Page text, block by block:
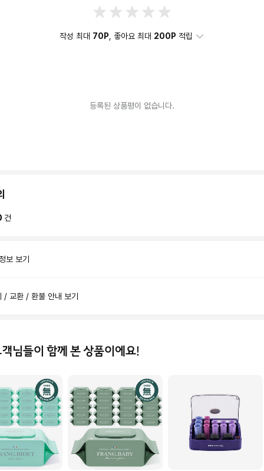
작성 최대 70P, 좋아요 최대 200P 적립
등록된 상품평이 없습니다.
건
보 보기
/ 교환 / 환불 안내 보기
님들이 함께 본 상품이에요!